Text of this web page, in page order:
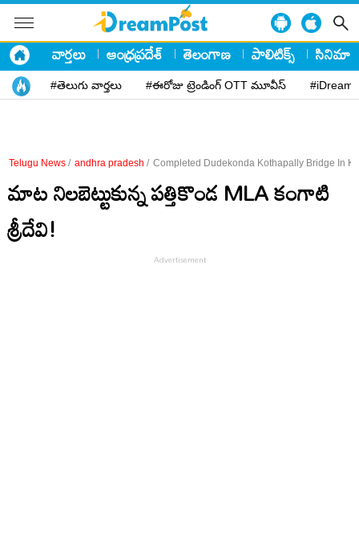
వార్తలు ఆంధ్రప్రదేశ్ తెలంగాణ పాలిటిక్స్ సినిమా
#తెలుగు వార్తలు #ఈరోజు ట్రెండింగ్ OTT మూవీస్
Telugu News / andhra pradesh / Completed Dudekonda Kothapally Bridge In
మాట నిలబెట్టుకున్న పత్తికొండ MLA కంగాటి
శ్రీదేవి!